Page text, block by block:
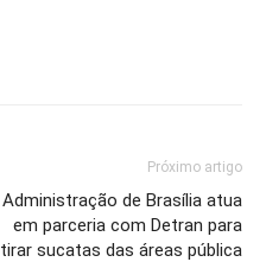
Próximo artigo
Administração de Brasília atua
em parceria com Detran para
tirar sucatas das áreas pública